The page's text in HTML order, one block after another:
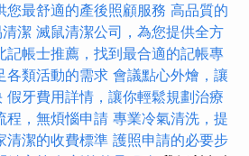
您最舒適的產後照顧服務 高品質的
潔 滅鼠清潔公司，為您提供全方
記帳士推薦，找到最合適的記帳專
各類活動的需求 會議點心外燴，讓
假牙費用詳情，讓你輕鬆規劃治療
程，無煩惱申請 專業冷氣清洗，提
清潔的收費標準 護照申請的必要步